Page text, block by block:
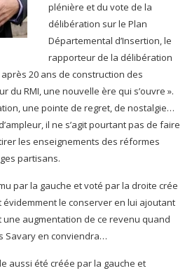
plénière et du vote de la
délibération sur le Plan
Départemental d’Insertion, le
rapporteur de la délibération
20 ans de construction des
du RMI, une nouvelle ère qui s’ouvre ».
une pointe de regret, de nostalgie…
il ne s’agit pourtant pas de faire
les enseignements des réformes
partisans.
par la gauche et voté par la droite crée
évidemment le conserver en lui ajoutant
augmentation de ce revenu quand
Savary en conviendra…
aussi été créée par la gauche et